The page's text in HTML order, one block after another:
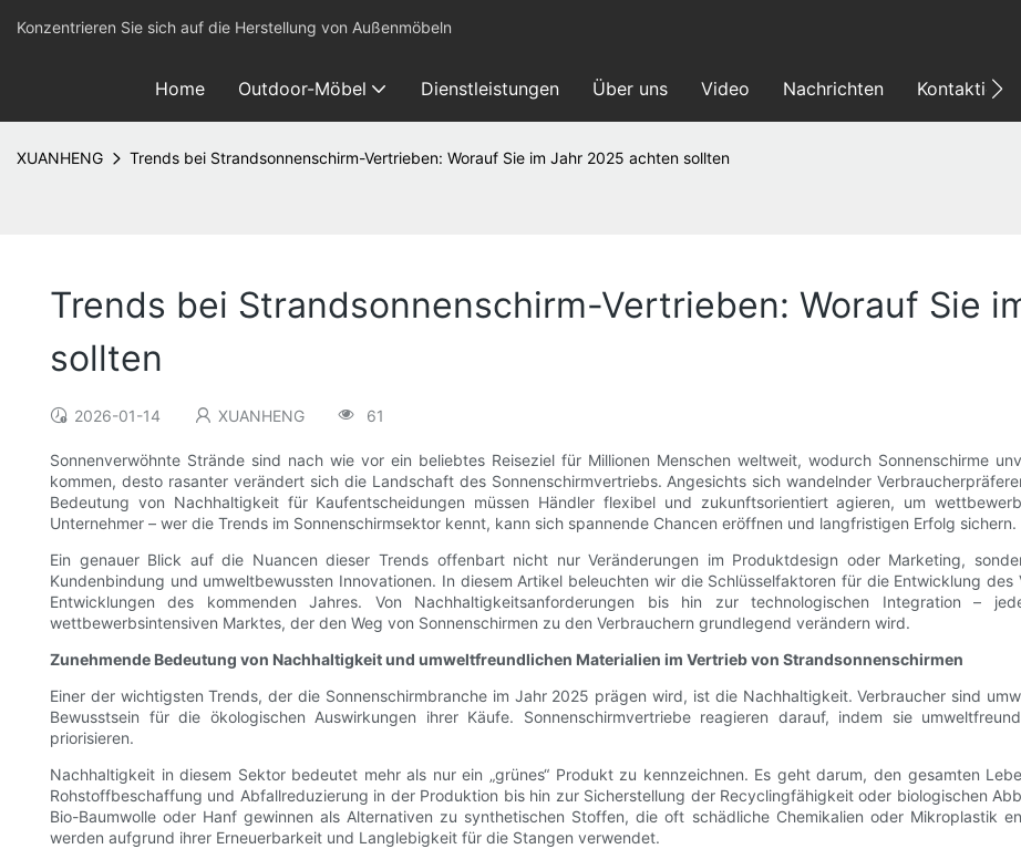
Konzentrieren Sie sich auf die Herstellung von Außenmöbeln
Home Outdoor-Möbel Dienstleistungen Über uns Video Nachrichten Kontaktieren
XUANHENG Trends bei Strandsonnenschirm-Vertrieben: Worauf Sie im Jahr 2025 achten sollten
Trends bei Strandsonnenschirm-Vertrieben: Worauf Sie
sollten
2026-01-14 XUANHENG 61
Sonnenverwöhnte Strände sind nach wie vor ein beliebtes Reiseziel für Millionen Menschen weltweit, wodurch Sonnenschirme
kommen, desto rasanter verändert sich die Landschaft des Sonnenschirmvertriebs. Angesichts sich wandelnder
Bedeutung von Nachhaltigkeit für Kaufentscheidungen müssen Händler flexibel und zukunftsorientiert agieren, um
Unternehmer – wer die Trends im Sonnenschirmsektor kennt, kann sich spannende Chancen eröffnen und langfristigen Erfolg sichern.
Ein genauer Blick auf die Nuancen dieser Trends offenbart nicht nur Veränderungen im Produktdesign oder Marketing,
Kundenbindung und umweltbewussten Innovationen. In diesem Artikel beleuchten wir die Schlüsselfaktoren für die Entwicklung
Entwicklungen des kommenden Jahres. Von Nachhaltigkeitsanforderungen bis hin zur technologischen Integration –
wettbewerbsintensiven Marktes, der den Weg von Sonnenschirmen zu den Verbrauchern grundlegend verändern wird.
Zunehmende Bedeutung von Nachhaltigkeit und umweltfreundlichen Materialien im Vertrieb von Strandsonnenschirmen
Einer der wichtigsten Trends, der die Sonnenschirmbranche im Jahr 2025 prägen wird, ist die Nachhaltigkeit. Verbraucher sind
Bewusstsein für die ökologischen Auswirkungen ihrer Käufe. Sonnenschirmvertriebe reagieren darauf, indem sie
priorisieren.
Nachhaltigkeit in diesem Sektor bedeutet mehr als nur ein „grünes“ Produkt zu kennzeichnen. Es geht darum, den gesamten
Rohstoffbeschaffung und Abfallreduzierung in der Produktion bis hin zur Sicherstellung der Recyclingfähigkeit oder biologischen
Bio-Baumwolle oder Hanf gewinnen als Alternativen zu synthetischen Stoffen, die oft schädliche Chemikalien oder Mikroplastik
werden aufgrund ihrer Erneuerbarkeit und Langlebigkeit für die Stangen verwendet.